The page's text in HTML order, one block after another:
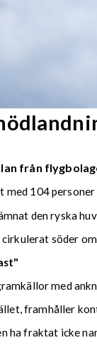
från
med 104
den ryska
söder
med
framhåller
ha fraktat icke